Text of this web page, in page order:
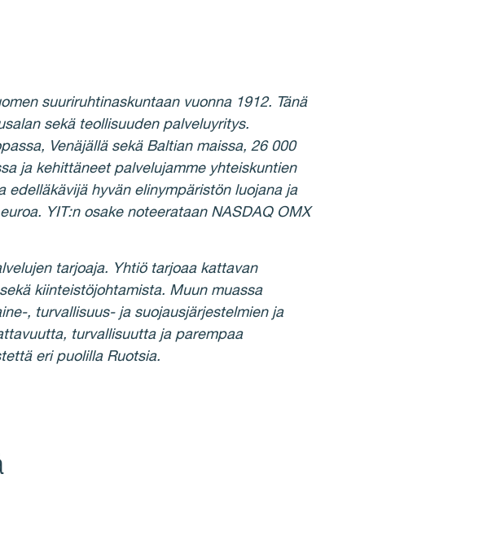
suuriruhtinaskuntaan vuonna 1912. Tänä
sekä teollisuuden palveluyritys.
Venäjällä sekä Baltian maissa, 26 000
ja kehittäneet palvelujamme yhteiskuntien
edelläkävijä hyvän elinympäristön luojana ja
YIT:n osake noteerataan NASDAQ OMX
tarjoaja. Yhtiö tarjoaa kattavan
kiinteistöjohtamista. Muun muassa
, turvallisuus- ja suojausjärjestelmien ja
turvallisuutta ja parempaa
eri puolilla Ruotsia.